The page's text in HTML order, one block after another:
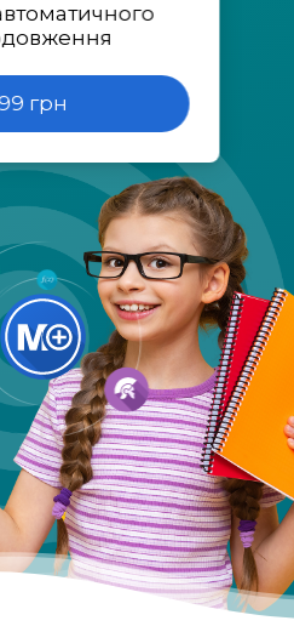
грн